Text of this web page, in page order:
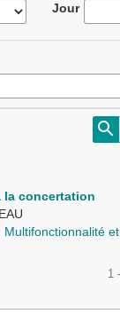
Jour
la concertation
1